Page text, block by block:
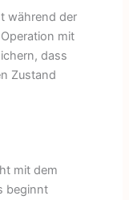
während der
mit
dass
Zustand
mit dem
beginnt